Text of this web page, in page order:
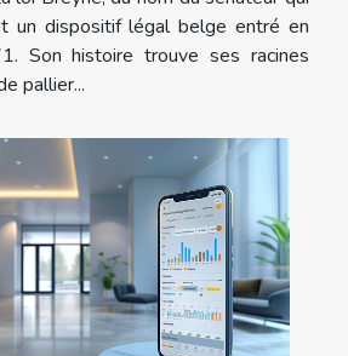
un dispositif légal belge entré en
Son histoire trouve ses racines
pallier...